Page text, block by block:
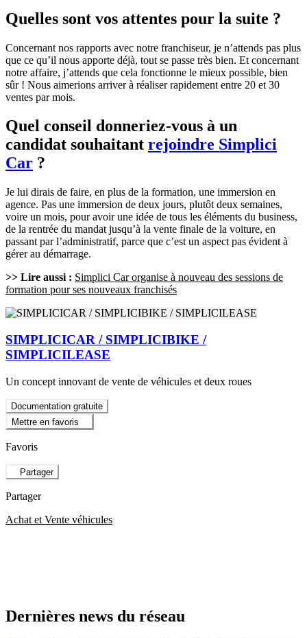
Quelles sont vos attentes pour la suite ?
Concernant nos rapports avec notre franchiseur, je n’attends pas plus
que ce qu’il nous apporte déjà, tout se passe très bien. Et concernant
notre affaire, j’attends que cela fonctionne le mieux possible, bien
sûr ! Nous aimerions arriver à réaliser rapidement entre 20 et 30
ventes par mois.
Quel conseil donneriez-vous à un
candidat souhaitant rejoindre Simplici
Car ?
Je lui dirais de faire, en plus de la formation, une immersion en
agence. Pas une immersion de deux jours, plutôt deux semaines,
voire un mois, pour avoir une idée de tous les éléments du business,
de la rentrée du mandat jusqu’à la vente finale de la voiture, en
passant par l’administratif, parce que c’est un aspect pas évident à
gérer au démarrage.
>> Lire aussi : Simplici Car organise à nouveau des sessions de
formation pour ses nouveaux franchisés
SIMPLICICAR / SIMPLICIBIKE /
SIMPLICILEASE
Un concept innovant de vente de véhicules et deux roues
Documentation gratuite
Mettre en favoris
Favoris
Partager
Partager
Achat et Vente véhicules
Dernières news du réseau